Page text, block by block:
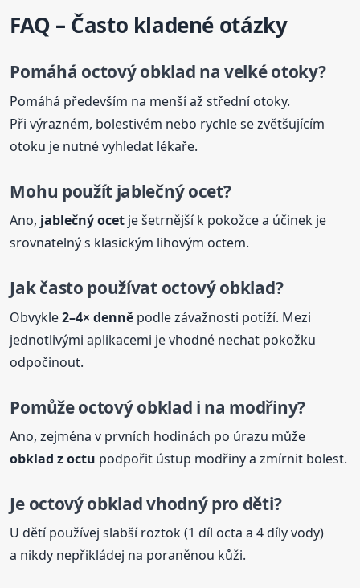
FAQ – Často kladené otázky
Pomáhá octovýobklad na velké otoky?
Pomáhá především na menší až střední otoky.
Při výrazném, bolestivém nebo rychle se zvětšujícím
otoku je nutné vyhledat lékaře.
Mohu použít jablečný ocet?
Ano, jablečný ocet je šetrnější k pokožce a účinek je
srovnatelný s klasickým lihovým octem.
Jak často používat octovýobklad?
Obvykle2–4× denně podle závažnosti potíží. Mezi
jednotlivými aplikacemi je vhodné nechat pokožku
odpočinout.
Pomůžeoctovýobklad i na modřiny?
Ano, zejména v prvních hodinách po úrazu může
obklad z octu podpořit ústup modřiny a zmírnit bolest.
Je octovýobklad vhodný pro děti?
U dětí používej slabší roztok (1 díl octa a 4 díly vody)
a nikdy nepřikládej na poraněnou kůži.